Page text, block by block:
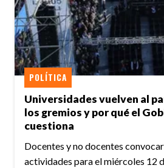
Universidades vuelven al
los gremios y por qué el
cuestiona
POLÍTICA
Docentes y no docentes
actividades para el miércoles 12